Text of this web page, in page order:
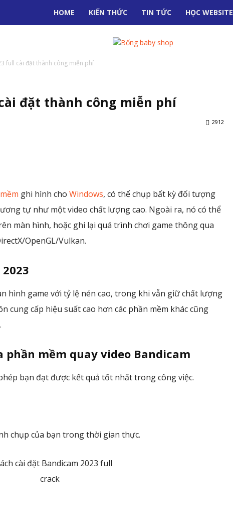
HOME KIẾN THỨC TIN TỨC HỌC WEBSITE
full cài đặt thành công miễn phí
đặt thành công miễn phí
2912
ghi hình cho Windows, có thể chụp bất kỳ đối tượng
tự như một video chất lượng cao. Ngoài ra, nó có thể
màn hình, hoặc ghi lại quá trình chơi game thông qua
OpenGL/Vulkan.
hình game với tỷ lệ nén cao, trong khi vẫn giữ chất lượng
cung cấp hiệu suất cao hơn các phần mềm khác cũng
phần mềm quay video Bandicam
bạn đạt được kết quả tốt nhất trong công việc.
chụp của bạn trong thời gian thực.